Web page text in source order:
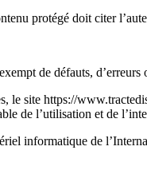
protégé doit citer
de défauts, d’erreurs
le site https://
de l’utilisation et de
informatique de